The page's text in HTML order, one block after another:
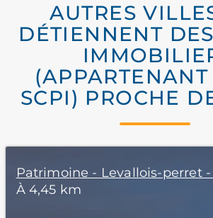
AUTRES
DÉTIENNENT
SCPI) PROCHE
Patrimoine - Levallois-perret -
À 4,45 km